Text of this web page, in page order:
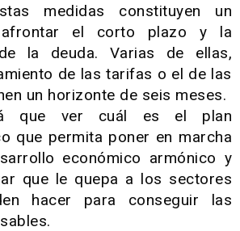
medidas constituyen un
afrontar el corto plazo y la
la deuda. Varias de ellas,
de las tarifas o el de las
un horizonte de seis meses.
que ver cuál es el plan
que permita poner en marcha
económico armónico y
que le quepa a los sectores
hacer para conseguir las